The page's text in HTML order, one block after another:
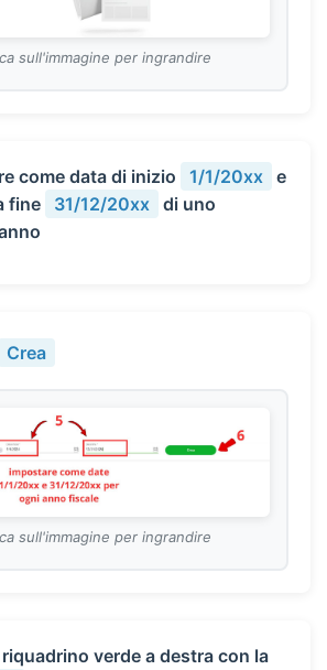
sull'immagine per ingrandire
come data di inizio 1/1/20xx e
fine
31/12/20xx di uno
Crea
sull'immagine per ingrandire
verde a destra con la